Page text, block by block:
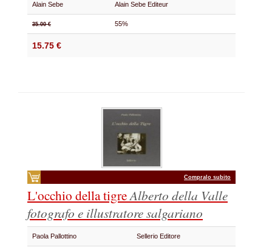
Alain Sebe Alain Sebe Editeur
35.00 € 55%
15.75 €
Compralo subito
L'occhio della tigreAlberto della Valle
fotografo e illustratore salgariano
Paola Pallottino Sellerio Editore